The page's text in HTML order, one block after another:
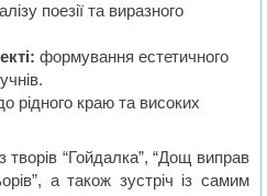
поезії та виразного
формування естетичного
рідного краю та високих
творів “Гойдалка”, “Дощ виправ
а також зустріч із самим